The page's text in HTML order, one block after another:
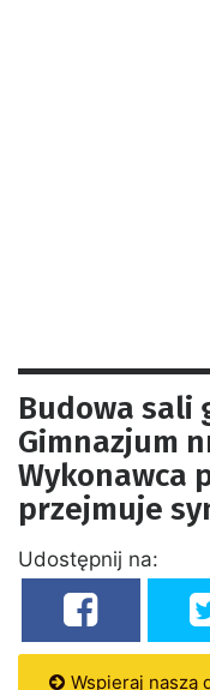
Budowa sali
Gimnazjum
Wykonawca
przejmuje
Udostępnij na:
Wspieraj naszą